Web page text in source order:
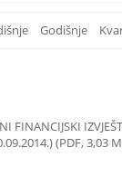
Godišnje
FINANCIJSKI
(PDF, 3,03